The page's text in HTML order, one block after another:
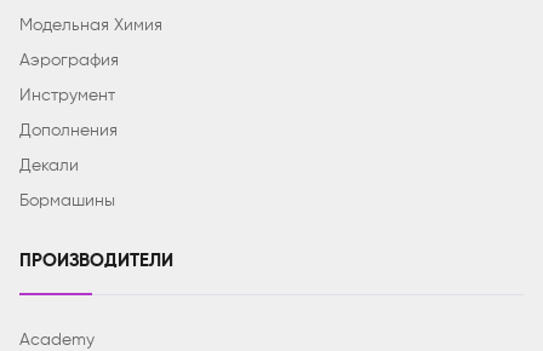
Модельная Химия
Аэрография
Инструмент
Дополнения
Декали
Бормашины
ПРОИЗВОДИТЕЛИ
Academy